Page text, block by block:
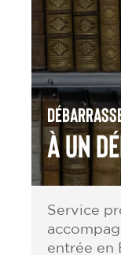
à un
Service
entrée en